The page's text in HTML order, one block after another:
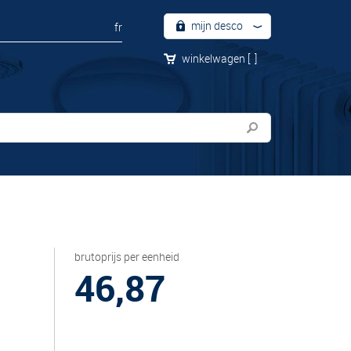
fr mijn desco
winkelwagen [ ]
brutoprijs per eenheid
46,87